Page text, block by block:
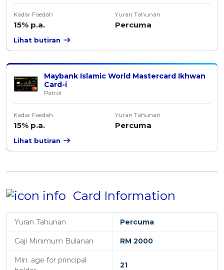
Kadar Faedah
15% p.a.
Yuran Tahunan
Percuma
Lihat butiran
Maybank Islamic World Mastercard Ikhwan
Card-i
Petrol
Kadar Faedah
15% p.a.
Yuran Tahunan
Percuma
Lihat butiran
Card Information
Yuran Tahunan Percuma
Gaji Minimum Bulanan RM 2000
Min. age for principal
21